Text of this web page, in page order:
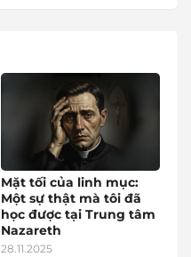
Mặt tối của linh mục:
Một sự thật mà tôi đã
học được tại Trung tâm
Nazareth
28.11.2025